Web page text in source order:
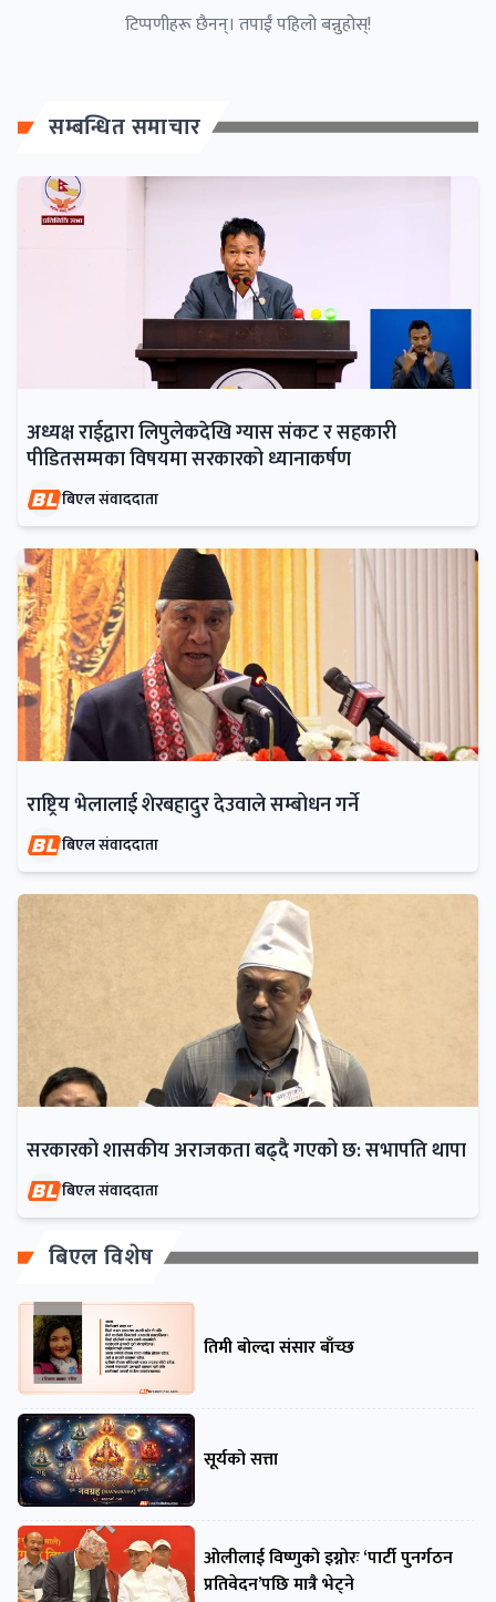
टिप्पणीहरू छैनन्। तपाईं पहिलो बन्नुहोस्!
सम्बन्धित समाचार
अध्यक्ष राईद्वारा लिपुलेकदेखि ग्यास संकट र सहकारी
पीडितसम्मका विषयमा सरकारको ध्यानाकर्षण
बिएल संवाददाता
राष्ट्रिय भेलालाई शेरबहादुर देउवाले सम्बोधन गर्ने
बिएल संवाददाता
सरकारको शासकीय अराजकता बढ्दै गएको छ: सभापति थापा
बिएल संवाददाता
बिएल विशेष
तिमी बोल्दा संसार बाँच्छ
सूर्यको सत्ता
ओलीलाई विष्णुको इग्नोरः ‘पार्टी पुनर्गठन
प्रतिवेदन’पछि मात्रै भेट्ने